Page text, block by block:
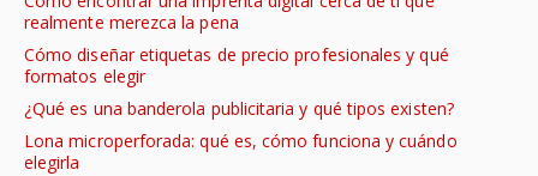
realmente merezca la pena
Cómo diseñar etiquetas de precio profesionales y qué
formatos elegir
¿Qué es una banderola publicitaria y qué tipos existen?
Lona microperforada: qué es, cómo funciona y cuándo
elegirla